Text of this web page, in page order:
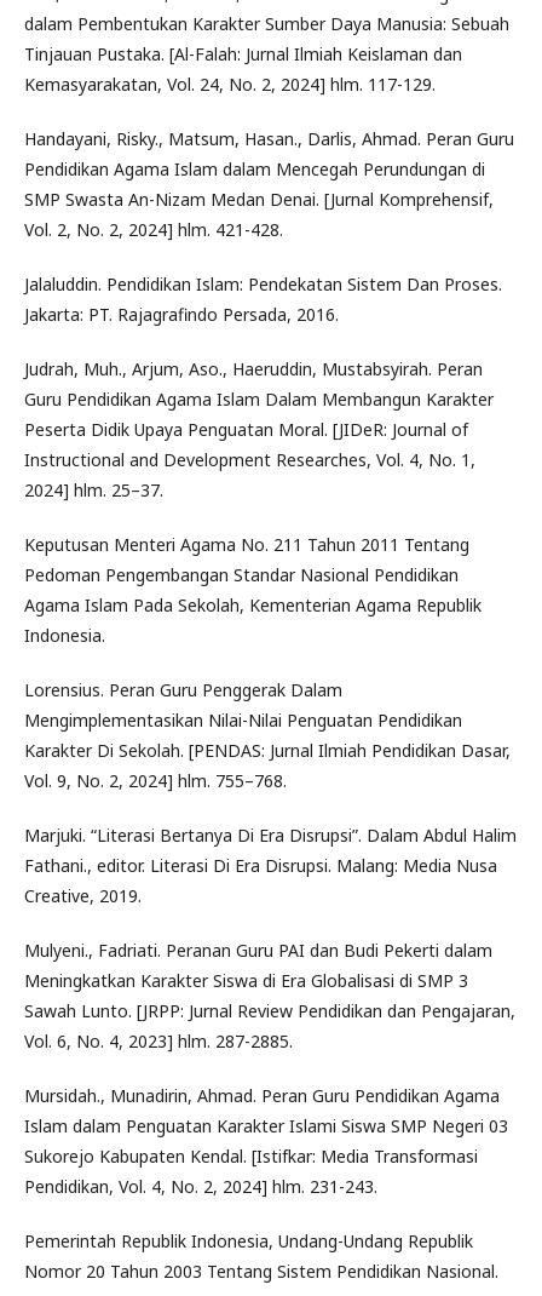
dalam Pembentukan Karakter Sumber Daya Manusia: Sebuah
Tinjauan Pustaka. [Al-Falah: Jurnal Ilmiah Keislaman dan
Kemasyarakatan, Vol. 24, No. 2, 2024] hlm. 117-129.
Handayani, Risky., Matsum, Hasan., Darlis, Ahmad. Peran Guru
Pendidikan Agama Islam dalam Mencegah Perundungan di
SMP Swasta An-Nizam Medan Denai. [Jurnal Komprehensif,
Vol. 2, No. 2, 2024] hlm. 421-428.
Jalaluddin. Pendidikan Islam: Pendekatan Sistem Dan Proses.
Jakarta: PT. Rajagrafindo Persada, 2016.
Judrah, Muh., Arjum, Aso., Haeruddin, Mustabsyirah. Peran
Guru Pendidikan Agama Islam Dalam Membangun Karakter
Peserta Didik Upaya Penguatan Moral. [JIDeR: Journal of
Instructional and Development Researches, Vol. 4, No. 1,
2024] hlm. 25–37.
Keputusan Menteri Agama No. 211 Tahun 2011 Tentang
Pedoman Pengembangan Standar Nasional Pendidikan
Agama Islam Pada Sekolah, Kementerian Agama Republik
Indonesia.
Lorensius. Peran Guru Penggerak Dalam
Mengimplementasikan Nilai-Nilai Penguatan Pendidikan
Karakter Di Sekolah. [PENDAS: Jurnal Ilmiah Pendidikan Dasar,
Vol. 9, No. 2, 2024] hlm. 755–768.
Marjuki. “Literasi Bertanya Di Era Disrupsi”. Dalam Abdul Halim
Fathani., editor. Literasi Di Era Disrupsi. Malang: Media Nusa
Creative, 2019.
Mulyeni., Fadriati. Peranan Guru PAI dan Budi Pekerti dalam
Meningkatkan Karakter Siswa di Era Globalisasi di SMP 3
Sawah Lunto. [JRPP: Jurnal Review Pendidikan dan Pengajaran,
Vol. 6, No. 4, 2023] hlm. 287-2885.
Mursidah., Munadirin, Ahmad. Peran Guru Pendidikan Agama
Islam dalam Penguatan Karakter Islami Siswa SMP Negeri 03
Sukorejo Kabupaten Kendal. [Istifkar: Media Transformasi
Pendidikan, Vol. 4, No. 2, 2024] hlm. 231-243.
Pemerintah Republik Indonesia, Undang-Undang Republik
Nomor 20 Tahun 2003 Tentang Sistem Pendidikan Nasional.